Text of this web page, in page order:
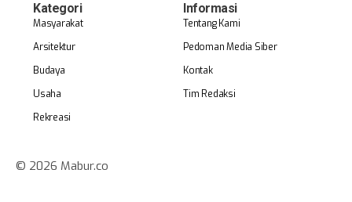
Kategori
Masyarakat
Arsitektur
Budaya
Usaha
Rekreasi
Informasi
Tentang Kami
Pedoman Media Siber
Kontak
Tim Redaksi
© 2026 Mabur.co